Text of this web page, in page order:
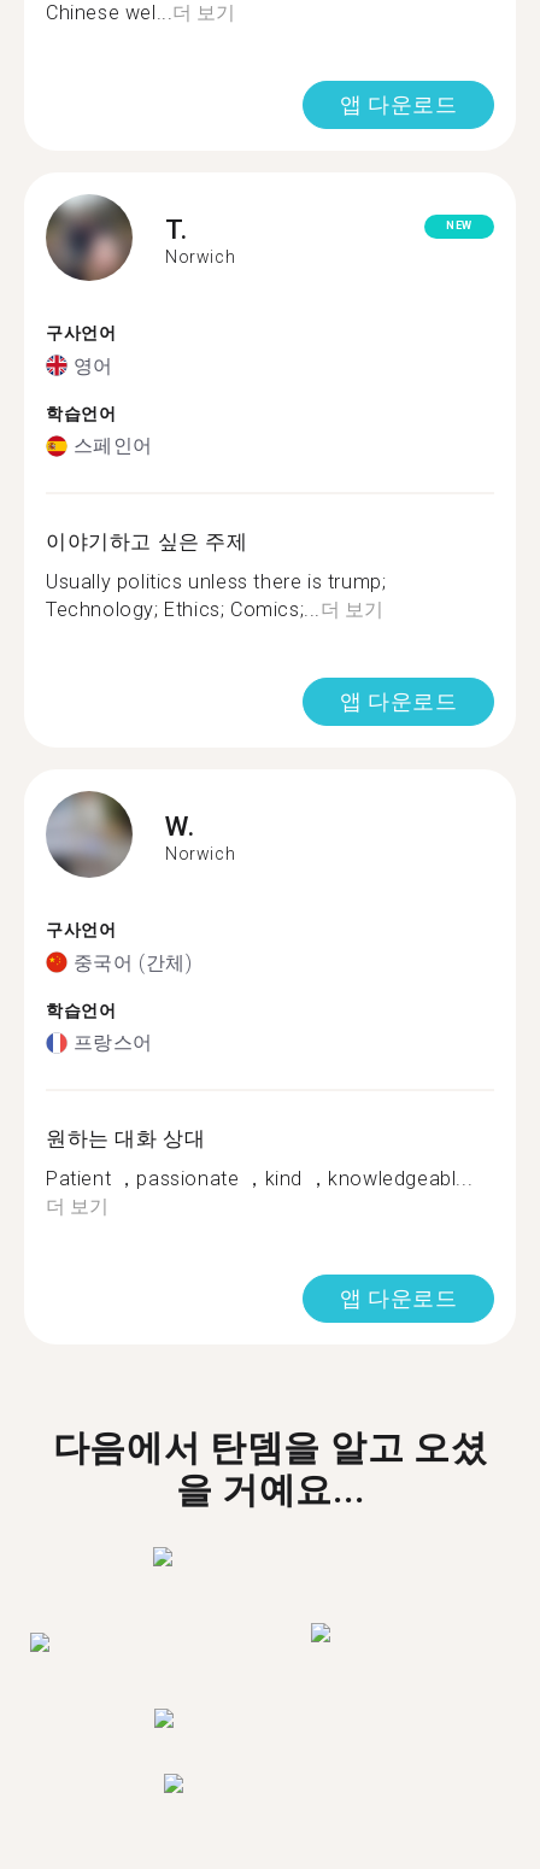
Chinese wel...더 보기
앱 다운로드
T.
Norwich
NEW
구사언어
영어
학습언어
스페인어
이야기하고 싶은 주제
Usually politics unless there is trump;
Technology; Ethics; Comics;...더 보기
앱 다운로드
W.
Norwich
구사언어
중국어 (간체)
학습언어
프랑스어
원하는 대화 상대
Patient ，passionate ，kind ，knowledgeabl...
더 보기
앱 다운로드
다음에서 탄뎀을 알고 오셨
을 거예요...